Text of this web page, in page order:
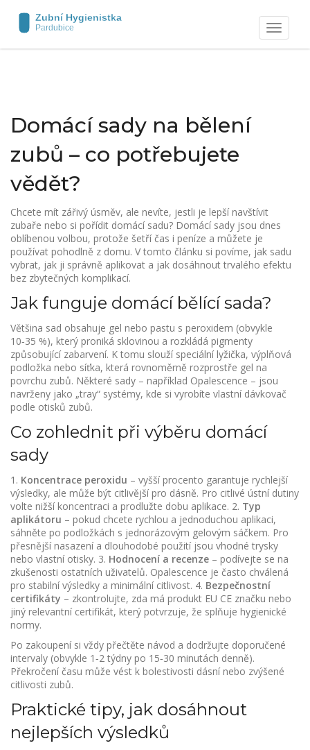
Zobrazit
navigaci
Domácí sady na bělení
zubů – co potřebujete
vědět?
Chcete mít zářivý úsměv, ale nevíte, jestli je lepší navštívit
zubaře nebo si pořídit domácí sadu? Domácí sady jsou dnes
oblíbenou volbou, protože šetří čas i peníze a můžete je
používat pohodlně z domu. V tomto článku si povíme, jak sadu
vybrat, jak ji správně aplikovat a jak dosáhnout trvalého efektu
bez zbytečných komplikací.
Jak funguje domácí bělící sada?
Většina sad obsahuje gel nebo pastu s peroxidem (obvykle
10‑35 %), který proniká sklovinou a rozkládá pigmenty
způsobující zabarvení. K tomu slouží speciální lyžička, výplňová
podložka nebo síťka, která rovnoměrně rozprostře gel na
povrchu zubů. Některé sady – například Opalescence – jsou
navrženy jako „tray“ systémy, kde si vyrobíte vlastní dávkovač
podle otisků zubů.
Co zohlednit při výběru domácí
sady
1. Koncentrace peroxidu – vyšší procento garantuje rychlejší
výsledky, ale může být citlivější pro dásně. Pro citlivé ústní dutiny
volte nižší koncentraci a prodlužte dobu aplikace. 2. Typ
aplikátoru – pokud chcete rychlou a jednoduchou aplikaci,
sáhněte po podložkách s jednorázovým gelovým sáčkem. Pro
přesnější nasazení a dlouhodobé použití jsou vhodné trysky
nebo vlastní otisky. 3. Hodnocení a recenze – podívejte se na
zkušenosti ostatních uživatelů. Opalescence je často chválená
pro stabilní výsledky a minimální citlivost. 4. Bezpečnostní
certifikáty – zkontrolujte, zda má produkt EU CE značku nebo
jiný relevantní certifikát, který potvrzuje, že splňuje hygienické
normy.
Po zakoupení si vždy přečtěte návod a dodržujte doporučené
intervaly (obvykle 1‑2 týdny po 15‑30 minutách denně).
Překročení času může vést k bolestivosti dásní nebo zvýšené
citlivosti zubů.
Praktické tipy, jak dosáhnout
nejlepších výsledků